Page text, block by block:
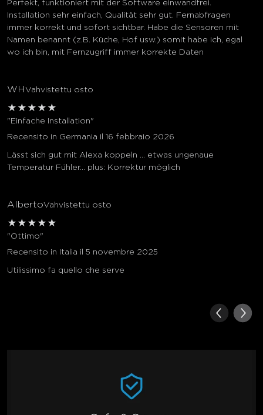
Perfekt, funktioniert mit der Software einwandfrei.
Installation sehr einfach, Qualität sehr gut. Fernabfragen
immer korrekt und sofort sichtbar. Habe die Sensoren mit
Namen benannt (z.B. Küche, Hof usw.) somit habe ich, egal
wo ich bin, mit Fernzugriff immer korrekte Daten
WH Vahvistettu osto
★ ★ ★ ★ ★
"Einfache Installation"
Recensito in Germania il 16 febbraio 2026
Lässt sich gut mit Alexa koppeln ... etwas ungenaue
Temperatur Fühler... plus: Korrektur möglich
AlbertoVahvistettu osto
★ ★ ★ ★ ★
"Ottimo"
Recensito in Italia il 5 novembre 2025
Utilissimo fa quello che serve